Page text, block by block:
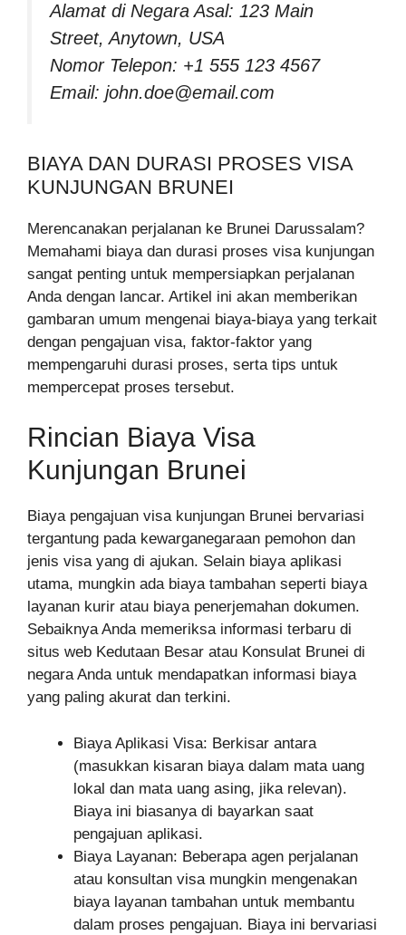
Alamat di Negara Asal: 123 Main
Street, Anytown, USA
Nomor Telepon: +1 555 123 4567
Email: john.doe@email.com
BIAYA DAN DURASI PROSES VISA
KUNJUNGAN BRUNEI
Merencanakan perjalanan ke Brunei Darussalam?
Memahami biaya dan durasi proses visa kunjungan
sangat penting untuk mempersiapkan perjalanan
Anda dengan lancar. Artikel ini akan memberikan
gambaran umum mengenai biaya-biaya yang terkait
dengan pengajuan visa, faktor-faktor yang
mempengaruhi durasi proses, serta tips untuk
mempercepat proses tersebut.
Rincian Biaya Visa
Kunjungan Brunei
Biaya pengajuan visa kunjungan Brunei bervariasi
tergantung pada kewarganegaraan pemohon dan
jenis visa yang di ajukan. Selain biaya aplikasi
utama, mungkin ada biaya tambahan seperti biaya
layanan kurir atau biaya penerjemahan dokumen.
Sebaiknya Anda memeriksa informasi terbaru di
situs web Kedutaan Besar atau Konsulat Brunei di
negara Anda untuk mendapatkan informasi biaya
yang paling akurat dan terkini.
Biaya Aplikasi Visa: Berkisar antara
(masukkan kisaran biaya dalam mata uang
lokal dan mata uang asing, jika relevan).
Biaya ini biasanya di bayarkan saat
pengajuan aplikasi.
Biaya Layanan: Beberapa agen perjalanan
atau konsultan visa mungkin mengenakan
biaya layanan tambahan untuk membantu
dalam proses pengajuan. Biaya ini bervariasi